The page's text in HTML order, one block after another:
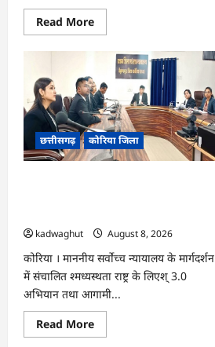
Read MoreRead
more
CG
अगस्त
को
जिलेभर
में
आयोजित
होगा
‘उल्लास
महा-
छत्तीसगढ़ कोरिया जिला
kadwaghut
August 8, 2026
कोरिया । माननीय सर्वाेच्च न्यायालय के मार्गदर्शन
में संचालित श्मध्यस्थता राष्ट्र के लिएश् 3.0
अभियान तथा आगामी...
Read MoreRead
more